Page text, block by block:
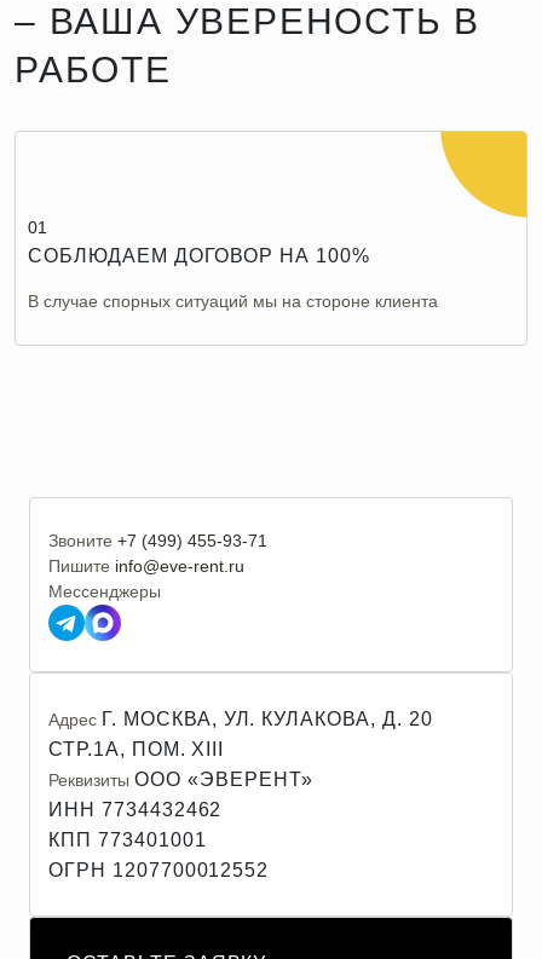
– ВАША УВЕРЕНОСТЬ В
РАБОТЕ
01
СОБЛЮДАЕМ ДОГОВОР НА 100%
В случае спорных ситуаций мы на стороне клиента
Звоните +7 (499) 455-93-71
Пишите info@eve-rent.ru
Мессенджеры
Адрес Г. МОСКВА, УЛ. КУЛАКОВА, Д. 20
СТР.1А, ПОМ. XIII
Реквизиты ООО «ЭВЕРЕНТ»
ИНН 7734432462
КПП 773401001
ОГРН 1207700012552